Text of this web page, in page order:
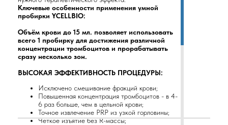
Ключевые особенности применения умной
пробирки YCELLBIO:
Объём крови до 15 мл. позволяет использовать
всего 1 пробирку для достижения различной
концентрации тромбоцитов и прорабатывать
сразу несколько зон.
ВЫСОКАЯ ЭФФЕКТИВНОСТЬ ПРОЦЕДУРЫ:
Исключено смешивание фракций крови;
Повышенная концентрация тромбоцитов - в 4-
6 раз больше, чем в цельной крови;
Точное извлечение PRP из узкой горловины;
Четкое изъятие без R-массы;